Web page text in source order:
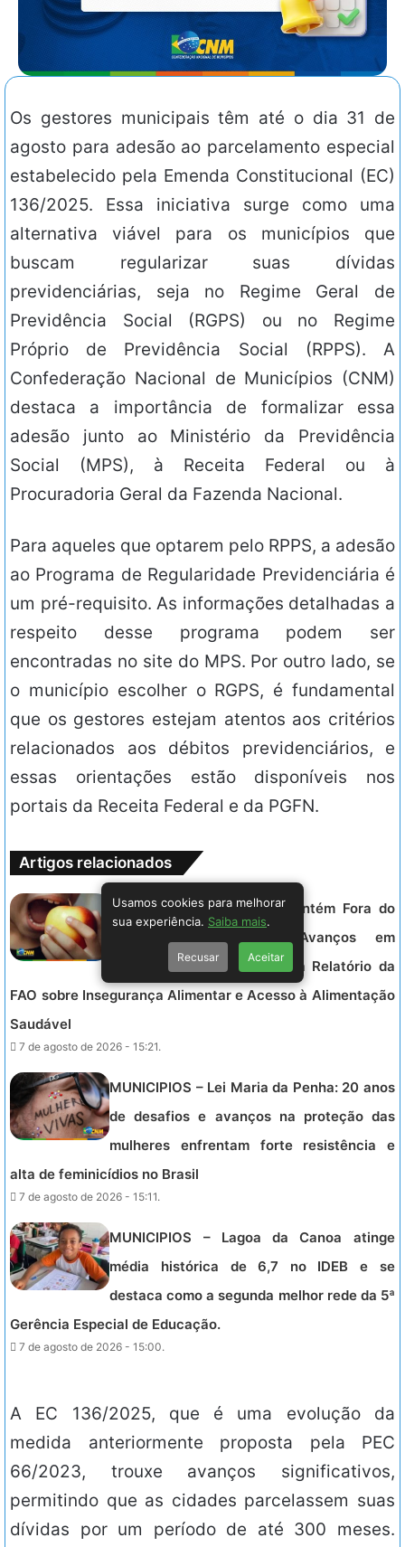
Os gestores municipais têm até o dia 31 de
agosto para adesão ao parcelamento especial
estabelecido pela Emenda Constitucional (EC)
136/2025. Essa iniciativa surge como uma
alternativa viável para os municípios que
buscam regularizar suas dívidas
previdenciárias, seja no Regime Geral de
Previdência Social (RGPS) ou no Regime
Próprio de Previdência Social (RPPS). A
Confederação Nacional de Municípios (CNM)
destaca a importância de formalizar essa
adesão junto ao Ministério da Previdência
Social (MPS), à Receita Federal ou à
Procuradoria Geral da Fazenda Nacional.
Para aqueles que optarem pelo RPPS, a adesão
ao Programa de Regularidade Previdenciária é
um pré-requisito. As informações detalhadas a
respeito desse programa podem ser
encontradas no site do MPS. Por outro lado, se
o município escolher o RGPS, é fundamental
que os gestores estejam atentos aos critérios
relacionados aos débitos previdenciários, e
essas orientações estão disponíveis nos
portais da Receita Federal e da PGFN.
Artigos relacionados
MUNICIPIOS – Brasil se Mantém Fora do
Mapa da Fome com Avanços em
Segurança Alimentar, Afirma Relatório da
FAO sobre Insegurança Alimentar e Acesso à Alimentação
Saudável
7 de agosto de 2026 - 15:21.
MUNICIPIOS – Lei Maria da Penha: 20 anos
de desafios e avanços na proteção das
mulheres enfrentam forte resistência e
alta de feminicídios no Brasil
7 de agosto de 2026 - 15:11.
MUNICIPIOS – Lagoa da Canoa atinge
média histórica de 6,7 no IDEB e se
destaca como a segunda melhor rede da 5ª
Gerência Especial de Educação.
7 de agosto de 2026 - 15:00.
A EC 136/2025, que é uma evolução da
medida anteriormente proposta pela PEC
66/2023, trouxe avanços significativos,
permitindo que as cidades parcelassem suas
dívidas por um período de até 300 meses.
Usamos cookies para melhorar
sua experiência. Saiba mais
Recusar Aceitar